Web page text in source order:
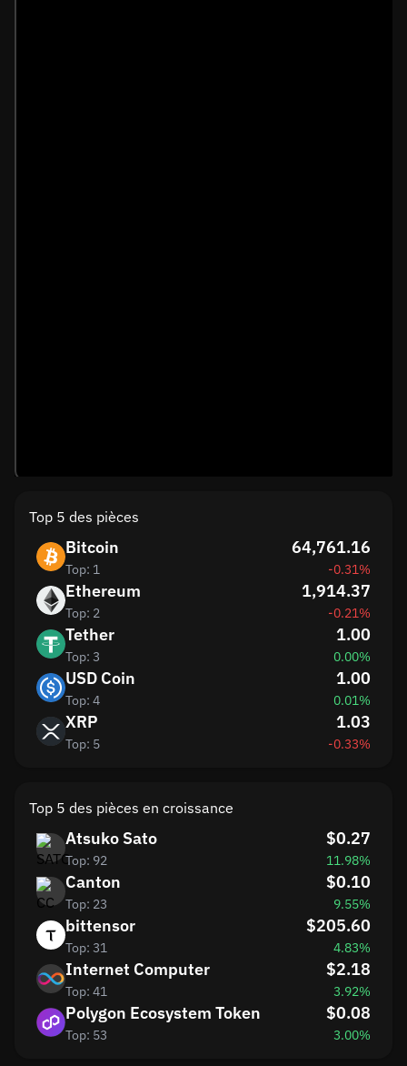
Top 5 des pièces
Bitcoin
Top: 1
64,761.16
-0.31%
Ethereum
Top: 2
1,914.37
-0.21%
Tether
Top: 3
1.00
0.00%
USD Coin
Top: 4
1.00
0.01%
XRP
Top: 5
1.03
-0.33%
Top 5 des pièces en croissance
Atsuko Sato
Top: 92
$0.27
11.98%
Canton
Top: 23
$0.10
9.55%
bittensor
Top: 31
$205.60
4.83%
Internet Computer
Top: 41
$2.18
3.92%
Polygon Ecosystem Token
Top: 53
$0.08
3.00%